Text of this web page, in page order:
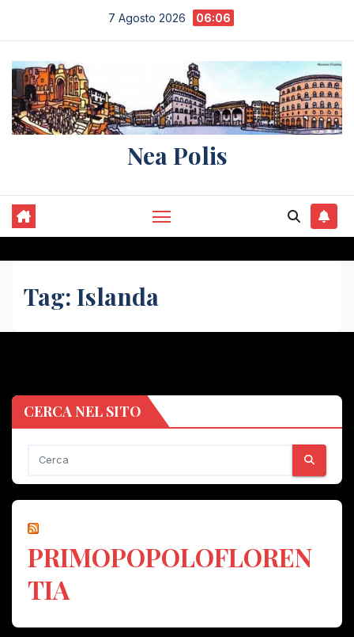
contenuto
7 Agosto 2026 06:06
Nea Polis
Tag: Islanda
CERCA NEL SITO
PRIMOPOPOLOFLOREN
TIA